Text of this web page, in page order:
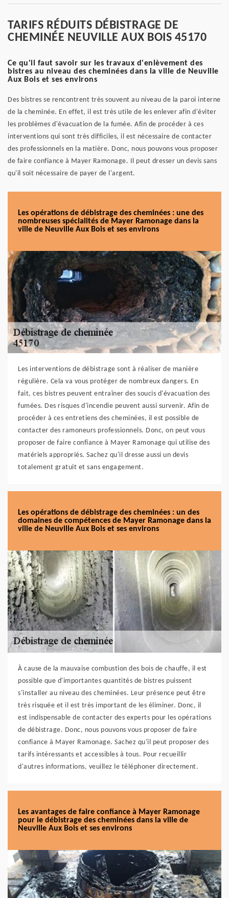
TARIFS RÉDUITS DÉBISTRAGE DE
CHEMINÉE NEUVILLE AUX BOIS 45170
Ce qu'il faut savoir sur les travaux d'enlèvement des
bistres au niveau des cheminées dans la ville de Neuville
Aux Bois et ses environs
Des bistres se rencontrent très souvent au niveau de la paroi interne
de la cheminée. En effet, il est très utile de les enlever afin d'éviter
les problèmes d'évacuation de la fumée. Afin de procéder à ces
interventions qui sont très difficiles, il est nécessaire de contacter
des professionnels en la matière. Donc, nous pouvons vous proposer
de faire confiance à Mayer Ramonage. Il peut dresser un devis sans
qu'il soit nécessaire de payer de l'argent.
Les opérations de débistrage des cheminées : une des
nombreuses spécialités de Mayer Ramonage dans la
ville de Neuville Aux Bois et ses environs
Les interventions de débistrage sont à réaliser de manière
régulière. Cela va vous protéger de nombreux dangers. En
fait, ces bistres peuvent entraîner des soucis d'évacuation des
fumées. Des risques d'incendie peuvent aussi survenir. Afin de
procéder à ces entretiens des cheminées, il est possible de
contacter des ramoneurs professionnels. Donc, on peut vous
proposer de faire confiance à Mayer Ramonage qui utilise des
matériels appropriés. Sachez qu'il dresse aussi un devis
totalement gratuit et sans engagement.
Les opérations de débistrage des cheminées : un des
domaines de compétences de Mayer Ramonage dans la
ville de Neuville Aux Bois et ses environs
À cause de la mauvaise combustion des bois de chauffe, il est
possible que d'importantes quantités de bistres puissent
s'installer au niveau des cheminées. Leur présence peut être
très risquée et il est très important de les éliminer. Donc, il
est indispensable de contacter des experts pour les opérations
de débistrage. Donc, nous pouvons vous proposer de faire
confiance à Mayer Ramonage. Sachez qu'il peut proposer des
tarifs intéressants et accessibles à tous. Pour recueillir
d'autres informations, veuillez le téléphoner directement.
Les avantages de faire confiance à Mayer Ramonage
pour le débistrage des cheminées dans la ville de
Neuville Aux Bois et ses environs